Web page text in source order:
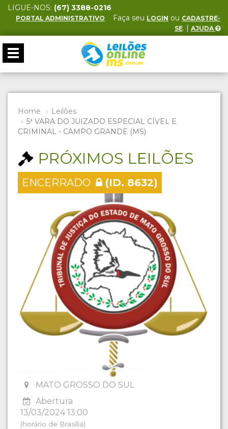
LIGUE-NOS: (67) 3388-0216
PORTAL ADMINISTRATIVO Faça seu LOGIN ou CADASTRE-
SE. | AJUDA
Toggle
navigation
Home
Leilões
5ª VARA DO JUIZADO ESPECIAL CÍVEL E
CRIMINAL - CAMPO GRANDE (MS)
PRÓXIMOS LEILÕES
ENCERRADO (ID. 8632)
MATO GROSSO DO SUL
Abertura
13/03/2024 13:00
(horário de Brasília)